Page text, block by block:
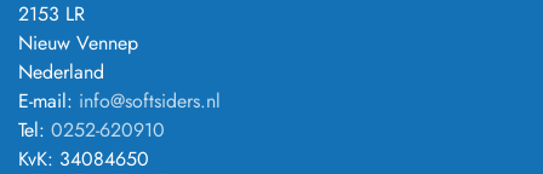
2153 LR
Nieuw Vennep
Nederland
E-mail: info@softsiders.nl
Tel: 0252-620910
KvK: 34084650